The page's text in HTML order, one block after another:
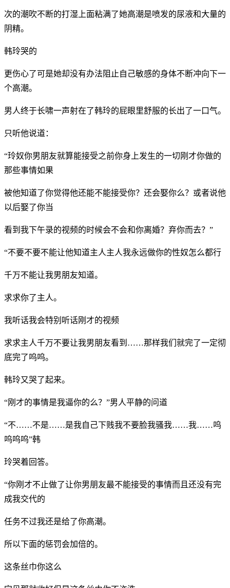
次的潮吹不断的打湿上面粘满了她高潮是喷发的尿液和大量的
阴精。
韩玲哭的
更伤心了可是她却没有办法阻止自己敏感的身体不断冲向下一
个高潮。
男人终于长啸一声射在了韩玲的屁眼里舒服的长出了一口气。
只听他说道：
“玲奴你男朋友就算能接受之前你身上发生的一切刚才你做的
那些事情如果
被他知道了你觉得他还能不能接受你？还会娶你么？或者说他
以后娶了你当
看到我下午录的视频的时候会不会和你离婚？弃你而去？”
“不要不要不能让他知道主人主人我永远做你的性奴怎么都行
千万不能让我男朋友知道。
求求你了主人。
我听话我会特别听话刚才的视频
求求主人千万不要让我男朋友看到……那样我们就完了一定彻
底完了呜呜。
韩玲又哭了起来。
“刚才的事情是我逼你的么？”男人平静的问道
“不……不是……是我自己下贱我不要脸我骚我……我……呜
呜呜呜”韩
玲哭着回答。
“你刚才不止做了让你男朋友最不能接受的事情而且还没有完
成我交代的
任务不过我还是给了你高潮。
所以下面的惩罚会加倍的。
这条丝巾你这么